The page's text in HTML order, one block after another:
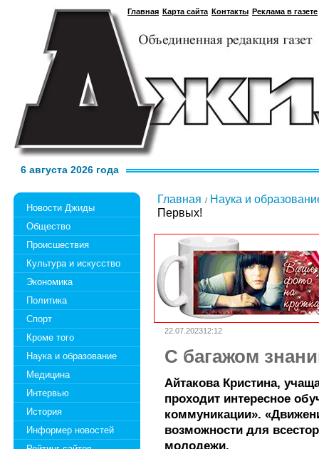
Главная Карта сайта Контакты Реклама в газете
6 августа 2026 года
Новости Джиды
Общество
Происшествия
Культура и искусство
Экономика
Политика
Спорт
Кроме того
Наука и образование
Медицина
Интервью
История
Информер новостей
Главная
Наука и
Первых!
22.07.202312:12
С багажом
Айтакова Кристина,
проходит интересное
коммуникации».
возможности для
молодежи.